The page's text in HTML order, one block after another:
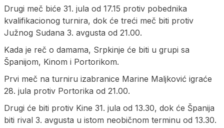
Drugi meč biće 31. jula od 17.15 protiv pobednika
kvalifikacionog turnira, dok će treći meč biti protiv
Južnog Sudana 3. avgusta od 21.00.
Kada je reč o damama, Srpkinje će biti u grupi sa
Španijom, Kinom i Portorikom.
Prvi meč na turniru izabranice Marine Maljković igraće
28. jula protiv Portorika od 21.00.
Drugi će biti protiv Kine 31. jula od 13.30, dok će Španija
biti rival 3. avgusta u istom neobičnom terminu od 13.30.